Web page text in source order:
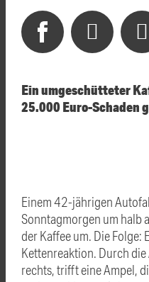
Ein umgeschütteter
25.000 Euro-Schaden
Einem 42-jährigen
Sonntagmorgen um halb
der Kaffee um. Die Folge:
Kettenreaktion. Durch
rechts, trifft eine Ampel,